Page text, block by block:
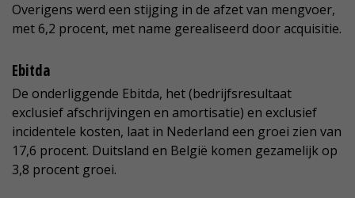
Overigens werd een stijging in de afzet van mengvoer,
met 6,2 procent, met name gerealiseerd door acquisitie.
Ebitda
De onderliggende Ebitda, het (bedrijfsresultaat
exclusief afschrijvingen en amortisatie) en exclusief
incidentele kosten, laat in Nederland een groei zien van
17,6 procent. Duitsland en België komen gezamelijk op
3,8 procent groei.